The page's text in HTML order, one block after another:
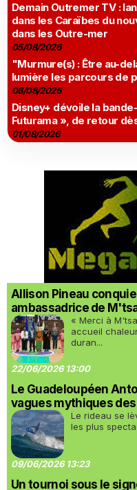
Demain Outremer TV :
dans les Caraïbes du
dans les Outre-mer
05/08/2026
"Murmure(s) : Être au-
lumière les parcours de
06/08/2026
Disney+ dévoile la
Futurama », de retour
01/08/2026
Allison Pineau
ambassadrice de
« Merci à
accueil
duran...
22/06/2026 13:00
Le Guadeloupéen
vagues mythiques des
Le rideau se
les plus
09/06/2026 13:23
Un tournoi sous le